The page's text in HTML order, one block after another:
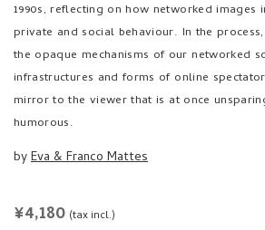
1990s, reflecting on how networked images
private and social behaviour. In the
the opaque mechanisms of our networked
infrastructures and forms of online
mirror to the viewer that is at once
humorous.
byEva & Franco Mattes
REGULAR
¥4,180 (tax incl.)